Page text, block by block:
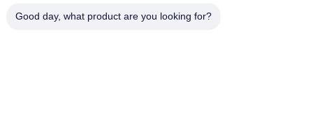
Kablo Test Makinası
Good day, what product are you looking for?